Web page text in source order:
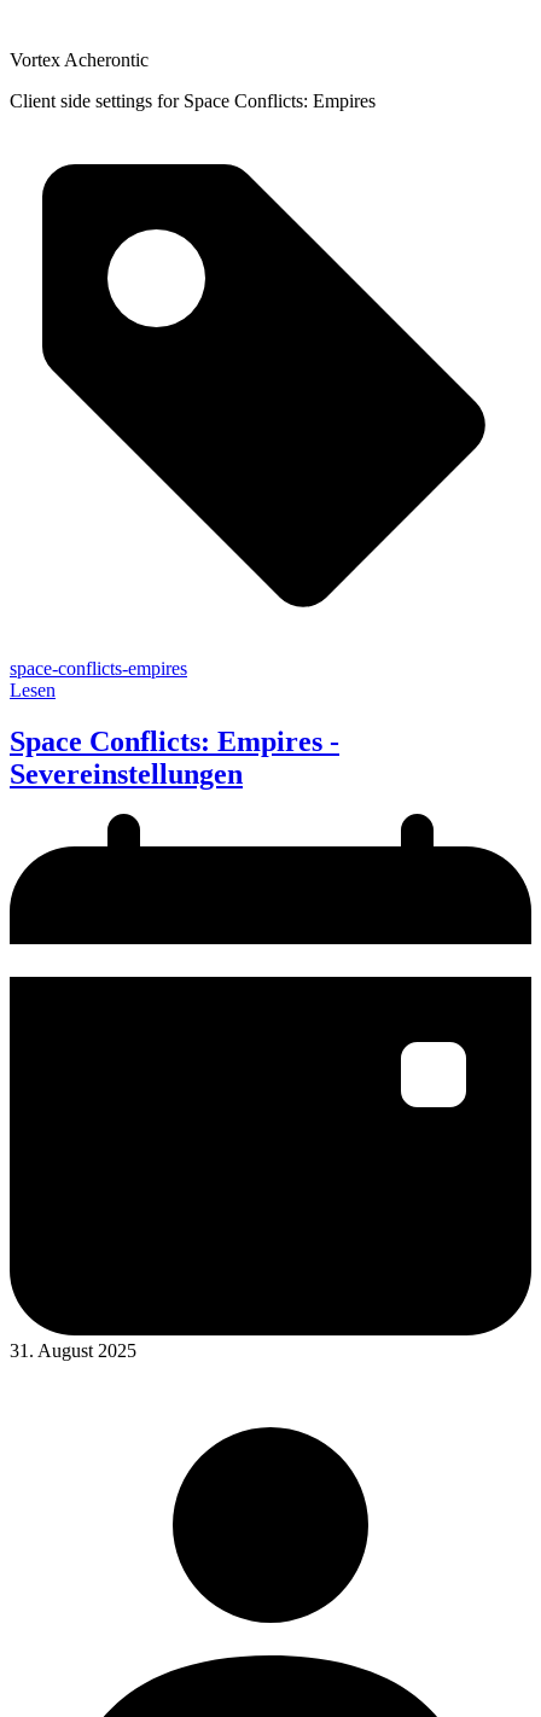
Vortex Acherontic
Client side settings for Space Conflicts: Empires
space-conflicts-empires
Lesen
Space Conflicts: Empires -
Severeinstellungen
31. August 2025